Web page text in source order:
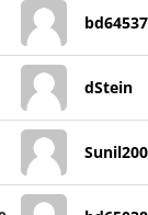
bd64537
dStein